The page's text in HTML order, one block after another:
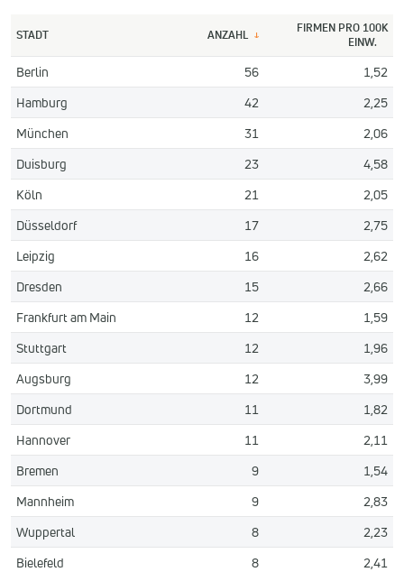
STADT ANZAHL ↓
FIRMEN PRO 100K
EINW.
Berlin 56
1,52
Hamburg
42
2,25
München
31
2,06
Duisburg
23
4,58
Köln
21
2,05
Düsseldorf
17
2,75
Leipzig
16
2,62
Dresden
15
2,66
Frankfurt am Main
12
1,59
Stuttgart
12
1,96
Augsburg
12
3,99
Dortmund
11
1,82
Hannover
11
2,11
Bremen
9
1,54
Mannheim
9
2,83
Wuppertal
8
2,23
Bielefeld
8
2,41